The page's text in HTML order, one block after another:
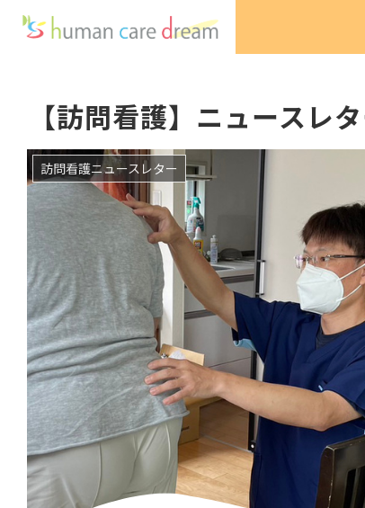
【訪問看護】ニュースレ
訪問看護ニュースレター